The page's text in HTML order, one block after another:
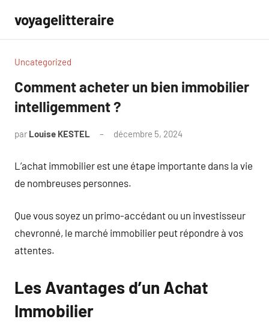
contenu
voyagelitteraire
Uncategorized
Comment acheter un bien immobilier
intelligemment ?
par Louise KESTEL décembre 5, 2024
L’achat immobilier est une étape importante dans la vie
de nombreuses personnes.
Que vous soyez un primo-accédant ou un investisseur
chevronné, le marché immobilier peut répondre à vos
attentes.
Les Avantages d’un Achat
Immobilier